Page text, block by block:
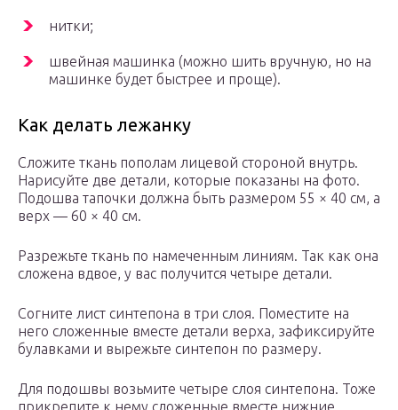
нитки;
швейная машинка (можно шить вручную, но на
машинке будет быстрее и проще).
Как делать лежанку
Сложите ткань пополам лицевой стороной внутрь.
Нарисуйте две детали, которые показаны на фото.
Подошва тапочки должна быть размером 55 × 40 см, а
верх — 60 × 40 см.
Разрежьте ткань по намеченным линиям. Так как она
сложена вдвое, у вас получится четыре детали.
Согните лист синтепона в три слоя. Поместите на
него сложенные вместе детали верха, зафиксируйте
булавками и вырежьте синтепон по размеру.
Для подошвы возьмите четыре слоя синтепона. Тоже
прикрепите к нему сложенные вместе нижние